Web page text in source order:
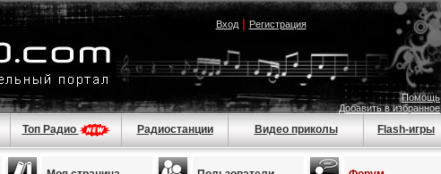
Вход| Регистрация
Помощь
Добавить в избранное
Топ Радио Радиостанции Видео приколы Flash-игры